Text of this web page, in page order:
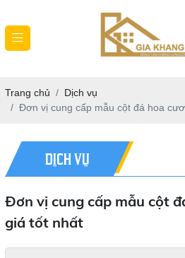
Trang chủ
Dịch vụ
Đơn vị cung cấp mẫu cột đá hoa
DỊCH VỤ
Đơn vị cung cấp mẫu cột
giá tốt nhất